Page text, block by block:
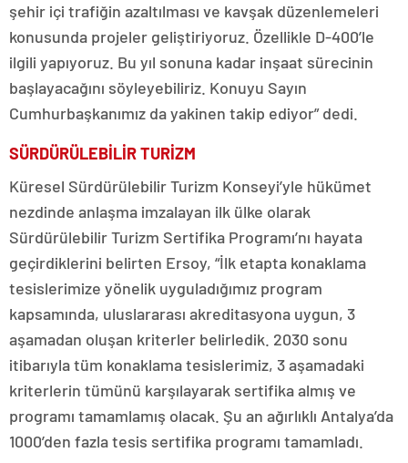
şehir içi trafiğin azaltılması ve kavşak düzenlemeleri
konusunda projeler geliştiriyoruz. Özellikle D-400’le
ilgili yapıyoruz. Bu yıl sonuna kadar inşaat sürecinin
başlayacağını söyleyebiliriz. Konuyu Sayın
Cumhurbaşkanımız da yakinen takip ediyor” dedi.
SÜRDÜRÜLEBİLİR TURİZM
Küresel Sürdürülebilir Turizm Konseyi’yle hükümet
nezdinde anlaşma imzalayan ilk ülke olarak
Sürdürülebilir Turizm Sertifika Programı’nı hayata
geçirdiklerini belirten Ersoy, “İlk etapta konaklama
tesislerimize yönelik uyguladığımız program
kapsamında, uluslararası akreditasyona uygun, 3
aşamadan oluşan kriterler belirledik. 2030 sonu
itibarıyla tüm konaklama tesislerimiz, 3 aşamadaki
kriterlerin tümünü karşılayarak sertifika almış ve
programı tamamlamış olacak. Şu an ağırlıklı Antalya’da
1000’den fazla tesis sertifika programı tamamladı.